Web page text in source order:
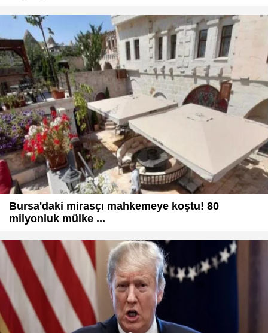
Bursa'daki mirasçı mahkemeye koştu! 80
milyonluk mülke ...